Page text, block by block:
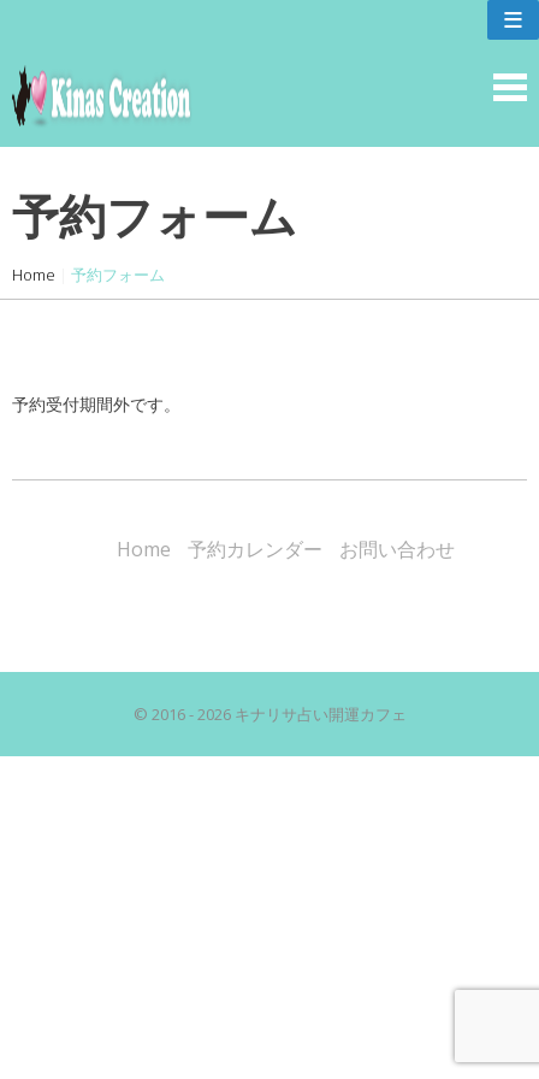
content
≡
予約フォーム
Home 予約フォーム
予約受付期間外です。
Home 予約カレンダー お問い合わせ
© 2016 - 2026 キナリサ占い開運カフェ